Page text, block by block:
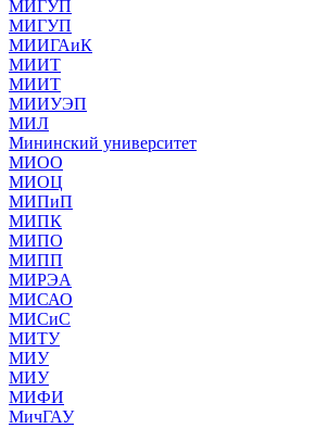
МИГУП
МИГУП
МИИГАиК
МИИТ
МИИТ
МИИУЭП
МИЛ
Мининский университет
МИОО
МИОЦ
МИПиП
МИПК
МИПО
МИПП
МИРЭА
МИСАО
МИСиС
МИТУ
МИУ
МИУ
МИФИ
МичГАУ